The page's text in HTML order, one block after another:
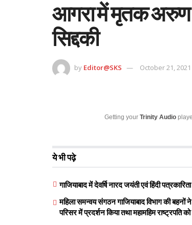
आगरा में मृतक अरुण
सिद्दकी
by Editor@SKS October 21, 2021
Getting your Trinity Audio
ये भी पढ़े
गाजियाबाद में देवर्षि नारद जयंती एवं हिंदी
महिला समन्वय संगठन गाजियाबाद विभाग की
परिसर में प्रदर्शन किया तथा महामहिम राष्ट्रपति